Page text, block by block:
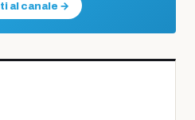
al canale →